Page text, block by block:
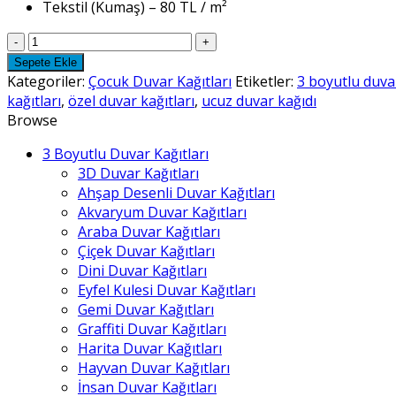
Tekstil (Kumaş) – 80 TL / m²
Çocuk
Duvar
Kağıtları
-
8
Sepete Ekle
Kategoriler: Çocuk Duvar Kağıtları Etiketler: 3 boyutlu
kağıtları, özel duvar kağıtları, ucuz duvar kağıdı
Browse
3 Boyutlu Duvar Kağıtları
3D Duvar Kağıtları
Ahşap Desenli Duvar Kağıtları
Akvaryum Duvar Kağıtları
Araba Duvar Kağıtları
Çiçek Duvar Kağıtları
Dini Duvar Kağıtları
Eyfel Kulesi Duvar Kağıtları
Gemi Duvar Kağıtları
Graffiti Duvar Kağıtları
Harita Duvar Kağıtları
Hayvan Duvar Kağıtları
İnsan Duvar Kağıtları